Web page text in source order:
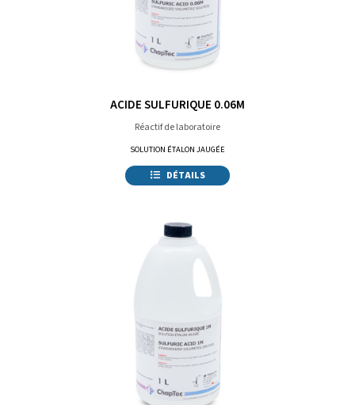
ACIDE SULFURIQUE 0.06M
Réactif de laboratoire
SOLUTION ÉTALON JAUGÉE
DÉTAILS